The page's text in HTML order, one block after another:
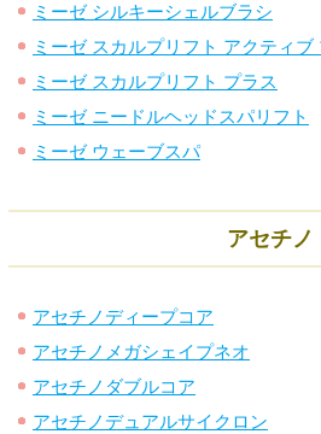
ミーゼ シルキーシェルブラシ
ミーゼ スカルプリフト アクティブ
ミーゼ スカルプリフト プラス
ミーゼ ニードルヘッドスパリフト
ミーゼ ウェーブスパ
アセチノ
アセチノディープコア
アセチノメガシェイプネオ
アセチノダブルコア
アセチノデュアルサイクロン